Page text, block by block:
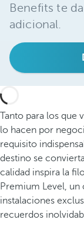
Benefits te
adicional.
Tanto para los que
lo hacen por
requisito
destino se
calidad inspira la
Premium Level,
instalaciones
recuerdos